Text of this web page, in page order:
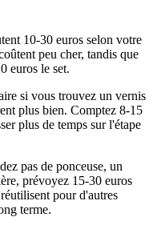
10-30 euros selon votre
peu cher, tandis que
euros le set.
si vous trouvez un vernis
plus bien. Comptez 8-15
plus de temps sur l'étape
pas de ponceuse, un
prévoyez 15-30 euros
pour d'autres
terme.